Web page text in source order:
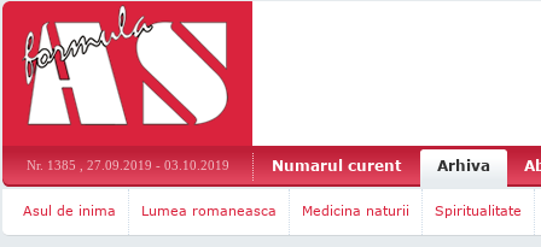
Nr. 1385 , 27.09.2019 - 03.10.2019 Numarul curent Arhiva
Asul de inima Lumea romaneasca Medicina naturii Spiritualitate